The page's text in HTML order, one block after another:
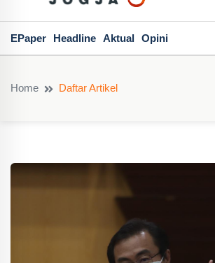
EPaper Headline Aktual Opini
Home Daftar Artikel